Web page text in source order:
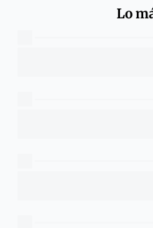
Lo